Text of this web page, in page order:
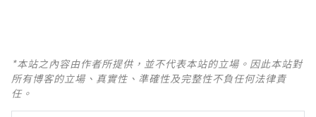
*本站之內容由作者所提供，並不代表本站的立場。因此本站對
所有博客的立場、真實性、準確性及完整性不負任何法律責
任。